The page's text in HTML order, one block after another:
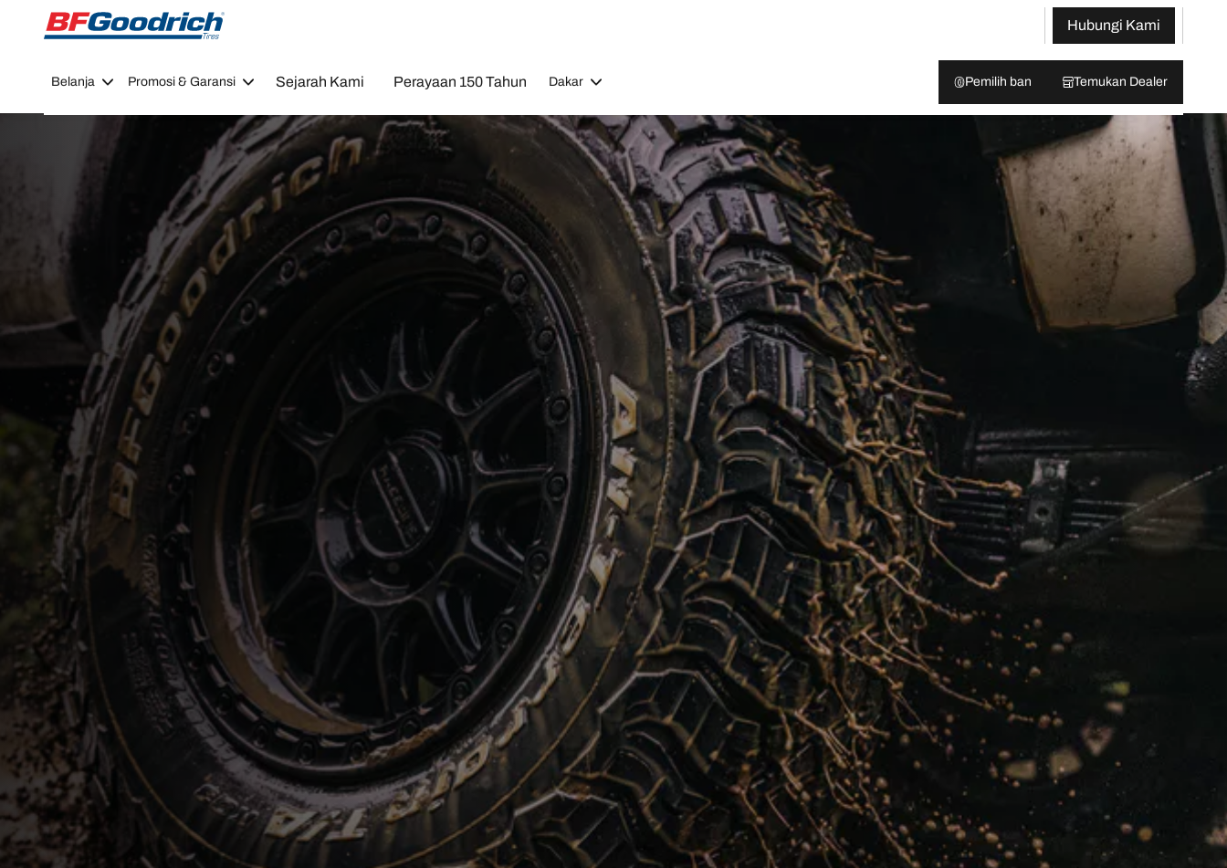
Go to page content
Go to page navigation
Hubungi Kami
Belanja Promosi & Garansi Sejarah Kami Perayaan 150 Tahun Dakar Pemilih ban Temukan Dealer